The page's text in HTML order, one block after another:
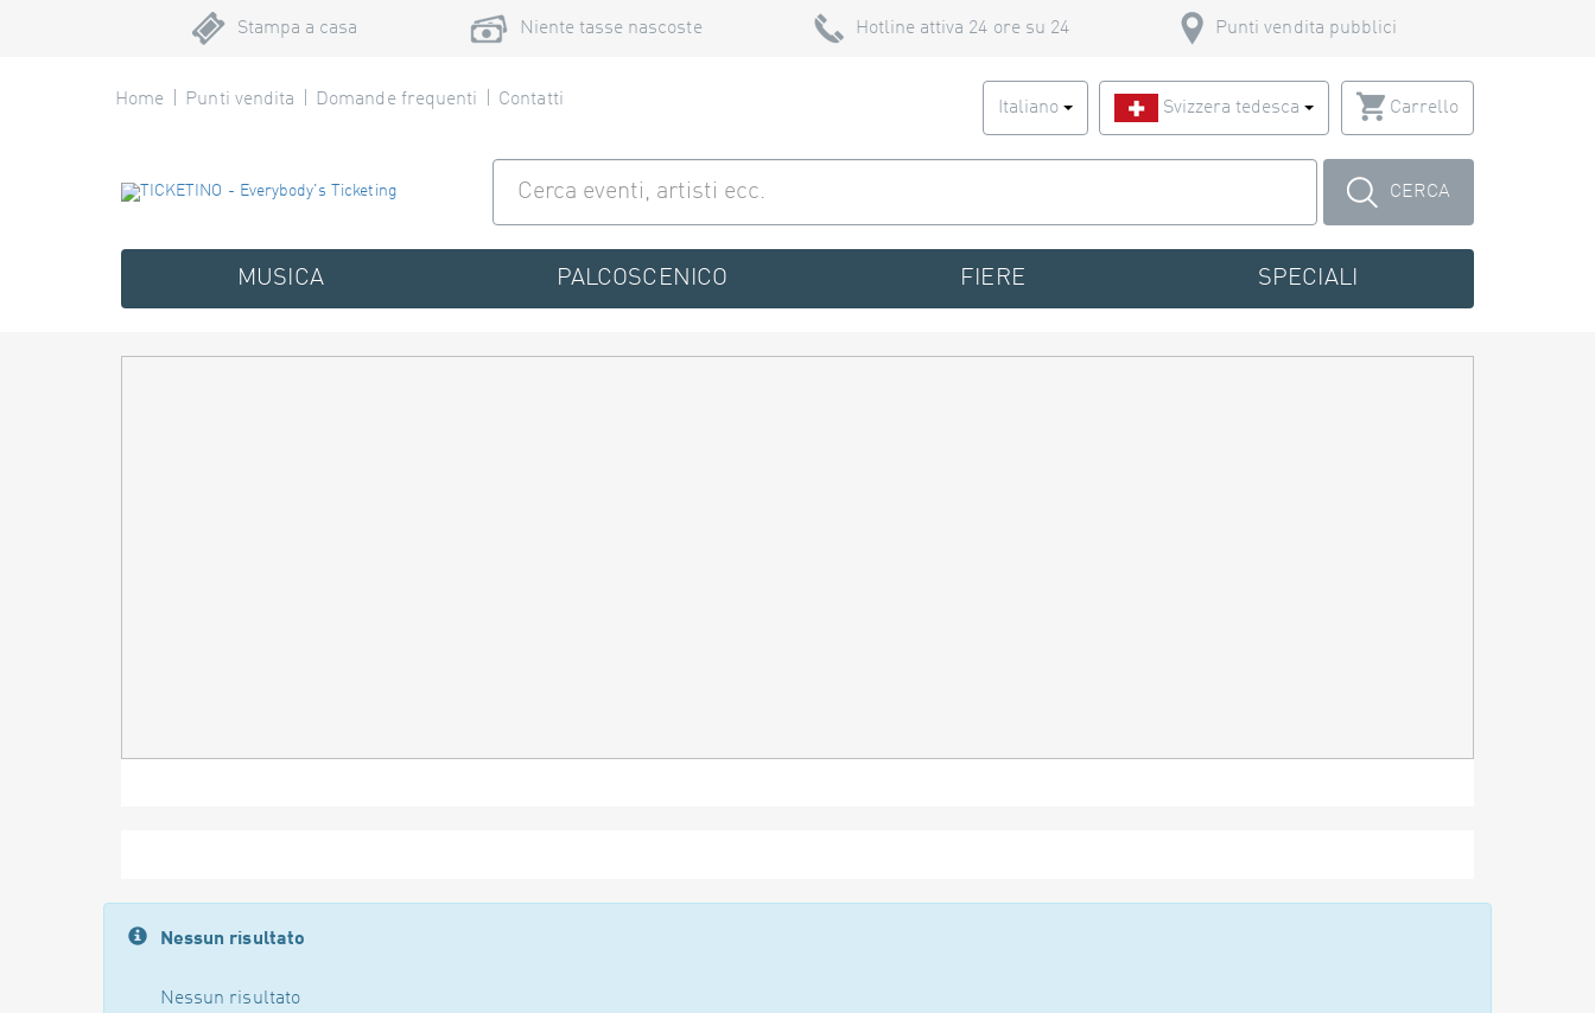
Stampa a casa Niente tasse nascoste Hotline attiva 24 ore su 24 Punti vendita pubblici
Home Punti vendita Domande frequenti Contatti Italiano Svizzera tedesca Carrello
CERCA
MUSICA PALCOSCENICO FIERE SPECIALI
Nessun risultato
Nessun risultato